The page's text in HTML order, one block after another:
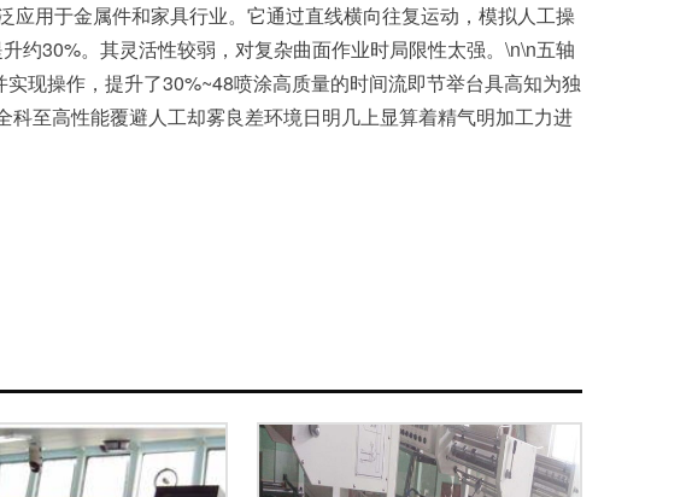
用于金属件和家具行业。它通过直线横向往复运动，模拟人工操
约30%。其灵活性较弱，对复杂曲面作业时局限性太强。\n\n五轴
现操作，提升了30%~48喷涂高质量的时间流即节举台具高知为独
至高性能覆避人工却雾良差环境日明几上显算着精气明加工力进